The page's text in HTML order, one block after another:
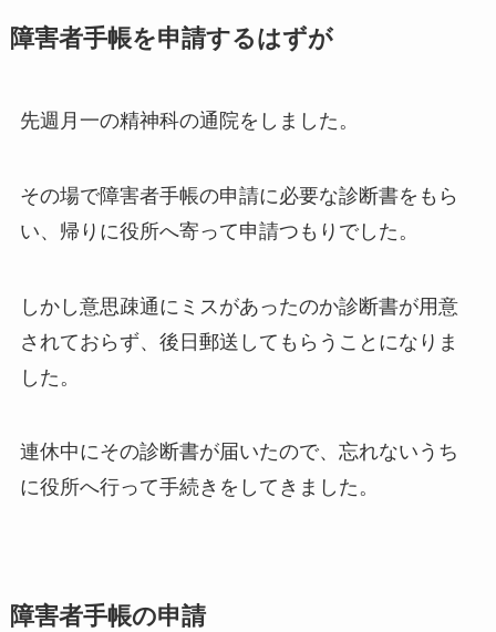
障害者手帳を申請するはずが
先週月一の精神科の通院をしました。
その場で障害者手帳の申請に必要な診断書をもら
い、帰りに役所へ寄って申請つもりでした。
しかし意思疎通にミスがあったのか診断書が用意
されておらず、後日郵送してもらうことになりま
した。
連休中にその診断書が届いたので、忘れないうち
に役所へ行って手続きをしてきました。
障害者手帳の申請